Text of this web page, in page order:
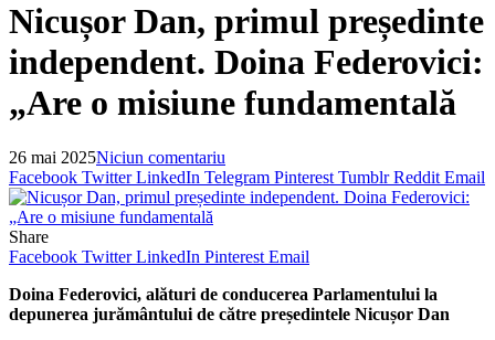
Nicușor Dan, primul președinte
independent. Doina Federovici:
„Are o misiune fundamentală
26 mai 2025Niciun comentariu
Facebook Twitter LinkedIn Telegram Pinterest Tumblr Reddit Email
Share
Facebook Twitter LinkedIn Pinterest Email
Doina Federovici, alături de conducerea Parlamentului la
depunerea jurământului de către președintele Nicușor Dan